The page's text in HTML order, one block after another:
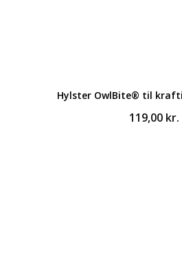
Hylster OwlBite® til
119,00 kr.